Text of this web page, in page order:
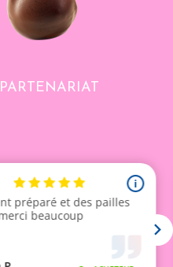
PARTENARIAT